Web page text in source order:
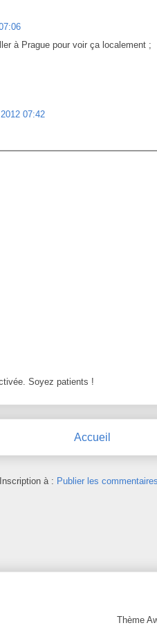
à Prague pour voir ça localement ;
07:42
Soyez patients !
Accueil
Inscription à : Publier les
Thème